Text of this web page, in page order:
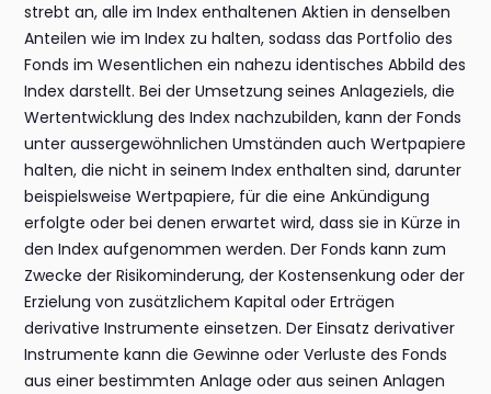
strebt an, alle im Index enthaltenen Aktien in denselben
Anteilen wie im Index zu halten, sodass das Portfolio des
Fonds im Wesentlichen ein nahezu identisches Abbild des
Index darstellt. Bei der Umsetzung seines Anlageziels, die
Wertentwicklung des Index nachzubilden, kann der Fonds
unter aussergewöhnlichen Umständen auch Wertpapiere
halten, die nicht in seinem Index enthalten sind, darunter
beispielsweise Wertpapiere, für die eine Ankündigung
erfolgte oder bei denen erwartet wird, dass sie in Kürze in
den Index aufgenommen werden. Der Fonds kann zum
Zwecke der Risikominderung, der Kostensenkung oder der
Erzielung von zusätzlichem Kapital oder Erträgen
derivative Instrumente einsetzen. Der Einsatz derivativer
Instrumente kann die Gewinne oder Verluste des Fonds
aus einer bestimmten Anlage oder aus seinen Anlagen